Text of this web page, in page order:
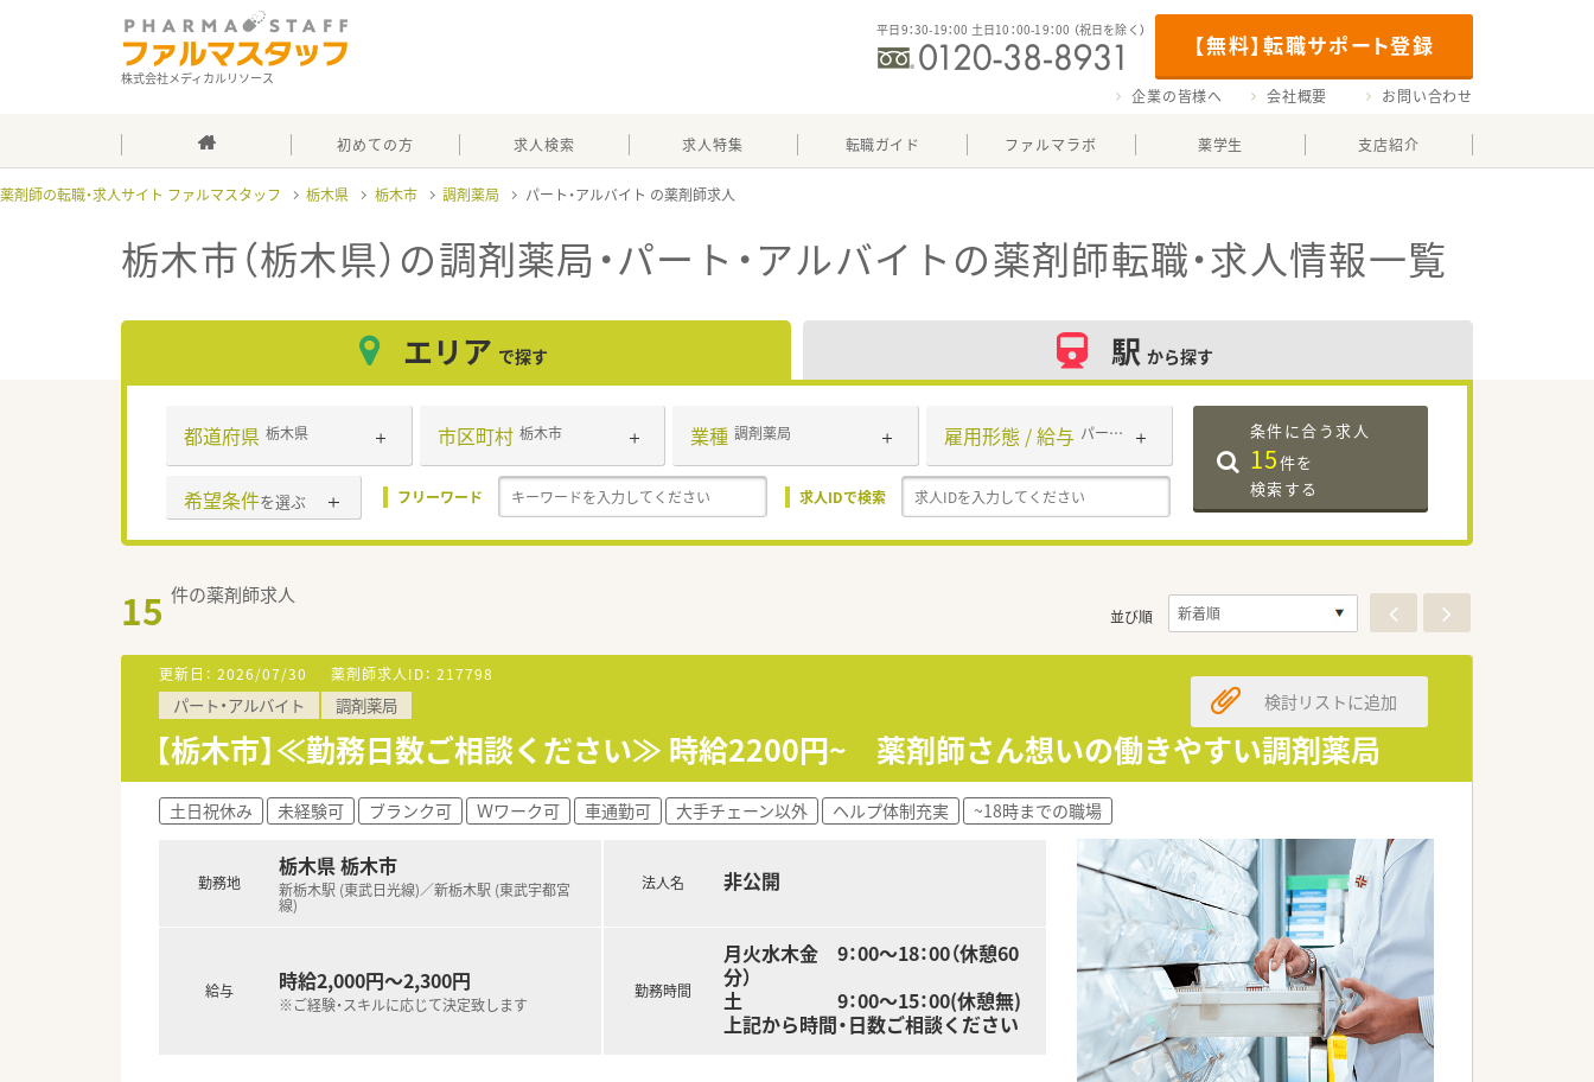
株式会社メディカルリソース
【無料】転職サポート登録
平日9：30-19：00 土日10：00-19：00 （祝日を除く）
企業の皆様へ 会社概要 お問い合わせ
初めての方 求人検索 求人特集 転職ガイド ファルマラボ 薬学生 支店紹介
薬剤師の転職・求人サイト ファルマスタッフ 栃木県 栃木市 調剤薬局 パート・アルバイト
栃木市（栃木県）の調剤薬局・パート・アルバイトの薬剤師転職・求人情報一覧
エリア で探す 駅 から探す
都道府県 栃木県 市区町村 栃木市 業種 調剤薬局 雇用形態 / 給与 パート・アルバイト
希望条件を選ぶ フリーワード 求人IDで検索
条件に合う求人
15件を
検索する
15 件の薬剤師求人
並び順
更新日： 2026/07/30 薬剤師求人ID： 217798
パート・アルバイト 調剤薬局
【栃木市】≪勤務日数ご相談ください≫ 時給2200円~ 薬剤師さん想いの働きやすい調剤薬局
検討リストに追加
土日祝休み 未経験可 ブランク可 Ｗワーク可 車通勤可 大手チェーン以外 ヘルプ体制充実 ~18時までの職場
勤務地
栃木県 栃木市
新栃木駅 (東武日光線)／新栃木駅 (東武宇都宮
線)
給与 時給2,000円～2,300円
※ご経験・スキルに応じて決定致します
法人名 非公開
勤務時間
月火水木金 9：00～18：00（休憩60
分）
土 9：00～15：00(休憩無)
上記から時間・日数ご相談ください